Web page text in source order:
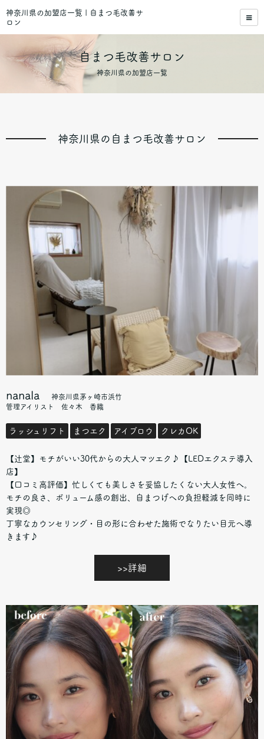
神奈川県の加盟店一覧 | 自まつ毛改善サ
ロン
自まつ毛改善サロン
神奈川県の加盟店一覧
神奈川県の自まつ毛改善サロン
nanala
神奈川県茅ヶ崎市浜竹
管理アイリスト 佐々木 香織
ラッシュリフト まつエク アイブロウ クレカOK
【辻堂】モチがいい30代からの大人マツエク♪【LEDエクステ導入
店】
【口コミ高評価】忙しくても美しさを妥協したくない大人女性へ。
モチの良さ、ボリューム感の創出、自まつげへの負担軽減を同時に
実現◎
丁寧なカウンセリング・目の形に合わせた施術でなりたい目元へ導
きます♪
>>詳細